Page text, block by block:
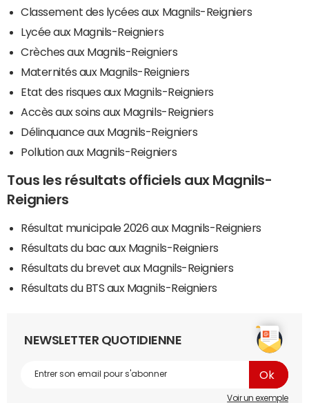
Classement des lycées aux Magnils-Reigniers
Lycée aux Magnils-Reigniers
Crèches aux Magnils-Reigniers
Maternités aux Magnils-Reigniers
Etat des risques aux Magnils-Reigniers
Accès aux soins aux Magnils-Reigniers
Délinquance aux Magnils-Reigniers
Pollution aux Magnils-Reigniers
Tous les résultats officiels aux Magnils-
Reigniers
Résultat municipale 2026 aux Magnils-Reigniers
Résultats du bac aux Magnils-Reigniers
Résultats du brevet aux Magnils-Reigniers
Résultats du BTS aux Magnils-Reigniers
NEWSLETTER QUOTIDIENNE
Voir un exemple